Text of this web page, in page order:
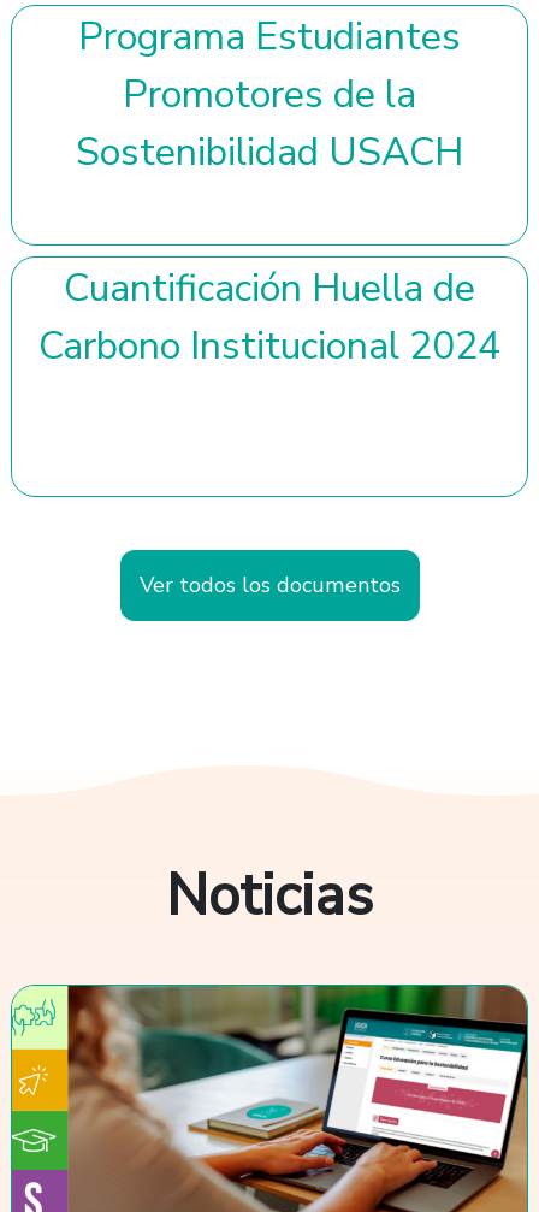
Programa Estudiantes
Promotores de la
Sostenibilidad USACH
Cuantificación Huella de
Carbono Institucional 2024
Ver todos los documentos
Noticias